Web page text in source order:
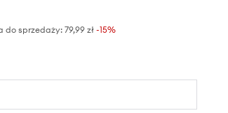
do sprzedaży: 79,99 zł -15%